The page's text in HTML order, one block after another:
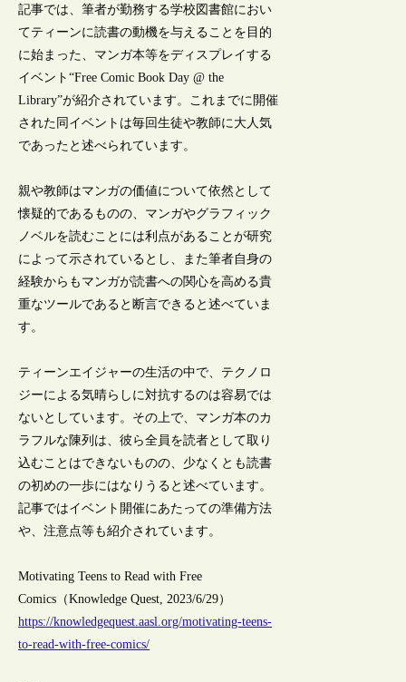
記事では、筆者が勤務する学校図書館におい
てティーンに読書の動機を与えることを目的
に始まった、マンガ本等をディスプレイする
イベント“Free Comic Book Day @ the
Library”が紹介されています。これまでに開催
された同イベントは毎回生徒や教師に大人気
であったと述べられています。
親や教師はマンガの価値について依然として
懐疑的であるものの、マンガやグラフィック
ノベルを読むことには利点があることが研究
によって示されているとし、また筆者自身の
経験からもマンガが読書への関心を高める貴
重なツールであると断言できると述べていま
す。
ティーンエイジャーの生活の中で、テクノロ
ジーによる気晴らしに対抗するのは容易では
ないとしています。その上で、マンガ本のカ
ラフルな陳列は、彼ら全員を読者として取り
込むことはできないものの、少なくとも読書
の初めの一歩にはなりうると述べています。
記事ではイベント開催にあたっての準備方法
や、注意点等も紹介されています。
Motivating Teens to Read with Free
Comics（Knowledge Quest, 2023/6/29）
https://knowledgequest.aasl.org/motivating-teens-
to-read-with-free-comics/